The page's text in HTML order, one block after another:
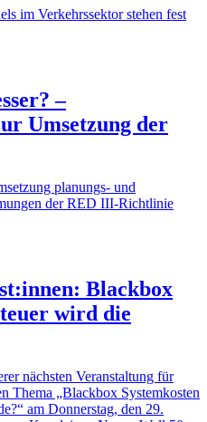
im Verkehrssektor stehen fest
–
Umsetzung der
planungs- und
der RED III-Richtlinie
Blackbox
wird die
nächsten Veranstaltung für
Thema „Blackbox Systemkosten
am Donnerstag, den 29.